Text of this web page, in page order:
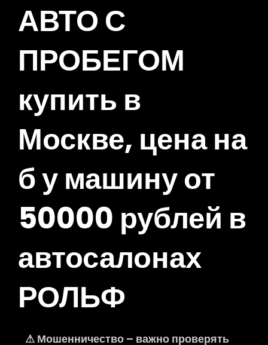
АВТО С
ПРОБЕГОМ
купить в
Москве, цена на
б у машину от
50000 рублей в
автосалонах
РОЛЬФ
⚠ Мошенничество – важно проверять